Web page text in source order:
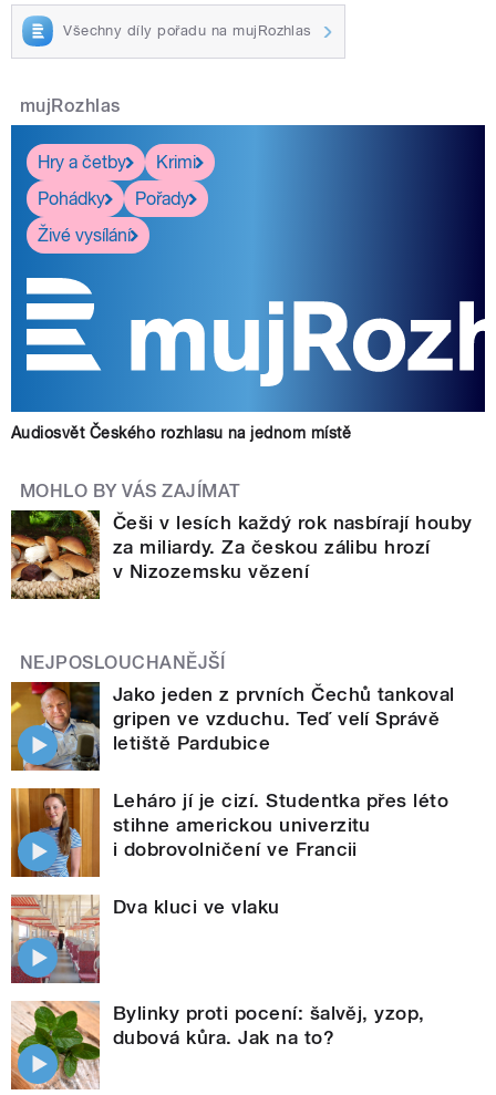
Všechny díly pořadu na mujRozhlas
mujRozhlas
Hry a četby
Krimi
Pohádky
Pořady
Živé vysílání
Audiosvět Českého rozhlasu na jednom místě
MOHLO BY VÁS ZAJÍMAT
Češi v lesích každý rok nasbírají houby
za miliardy. Za českou zálibu hrozí
v Nizozemsku vězení
NEJPOSLOUCHANĚJŠÍ
Jako jeden z prvních Čechů tankoval
gripen ve vzduchu. Teď velí Správě
letiště Pardubice
Leháro jí je cizí. Studentka přes léto
stihne americkou univerzitu
i dobrovolničení ve Francii
Dva kluci ve vlaku
Bylinky proti pocení: šalvěj, yzop,
dubová kůra. Jak na to?